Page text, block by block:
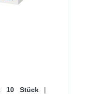
10 Stück |